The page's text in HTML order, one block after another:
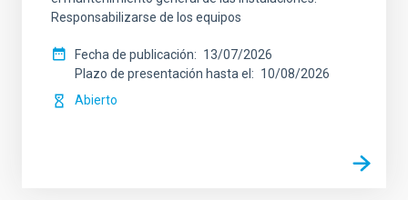
Responsabilizarse de los equipos
Fecha de publicación
13/07/2026
Plazo de presentación hasta el
10/08/2026
Abierto